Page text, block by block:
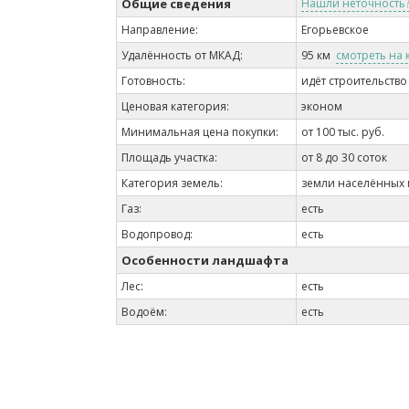
Общие сведения
Нашли неточность?
Направление:
Егорьевское
Удалённость от МКАД:
95 км смотреть на
Готовность:
идёт строительство
Ценовая категория:
эконом
Минимальная цена покупки:
от 100 тыс. руб.
Площадь участка:
от 8 до 30 соток
Категория земель:
земли населённых
Газ:
есть
Водопровод:
есть
Особенности ландшафта
Лес:
есть
Водоём:
есть